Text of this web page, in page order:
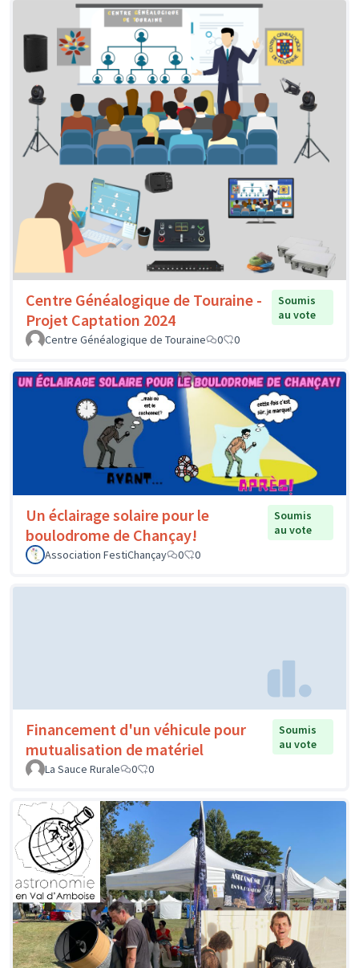
Centre Généalogique de Touraine -
Projet Captation 2024
Soumis
au vote
Centre Généalogique de Touraine
0 0
Un éclairage solaire pour le
boulodrome de Chançay!
Soumis
au vote
Association FestiChançay
0 0
Financement d'un véhicule pour
mutualisation de matériel
Soumis
au vote
La Sauce Rurale
0 0